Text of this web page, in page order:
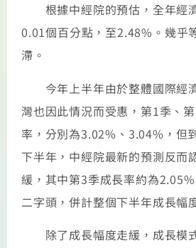
根據中經院的預估，全年經
0.01個百分點，至2.48%。幾乎
滯。
今年上半年由於整體國際經
灣也因此情況而受惠，第1季、
率，分別為3.02%、3.04%，但
下半年，中經院最新的預測反而
緩，其中第3季成長率約為
二字頭，併計整個下半年成長幅
除了成長幅度走緩，成長模